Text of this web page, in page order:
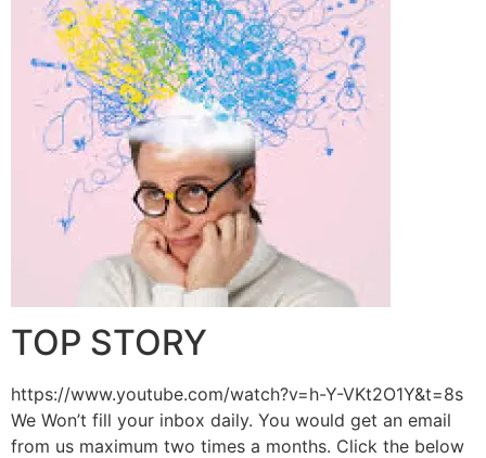
TOP STORY
https://www.youtube.com/watch?v=h-Y-VKt2O1Y&t=8s
We Won’t fill your inbox daily. You would get an email
from us maximum two times a months. Click the below